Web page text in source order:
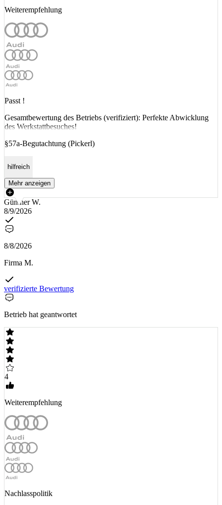
Weiterempfehlung
Passt !
Gesamtbewertung des Betriebs (verifiziert): Perfekte Abwicklung
des Werkstattbesuches!
§57a-Begutachtung (Pickerl)
hilfreich
Mehr anzeigen
Günther W.
8/9/2026
8/8/2026
Firma M.
verifizierte Bewertung
Betrieb hat geantwortet
4
Weiterempfehlung
Nachlasspolitik